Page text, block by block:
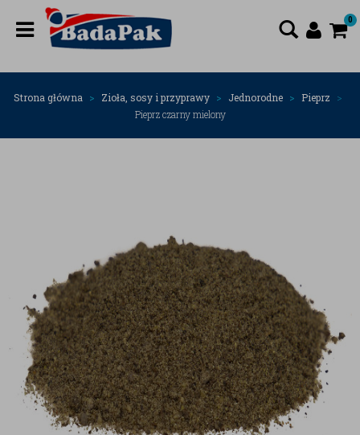
0
Strona główna Zioła, sosy i przyprawy Jednorodne
Pieprz
Pieprz czarny mielony